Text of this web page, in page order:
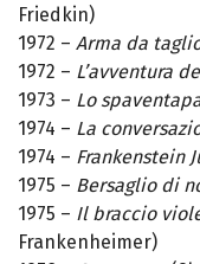
Friedkin)
1972 – Arma da
1972 – L’avventura
1973 – Lo
1974 – La
1974 – Frankenstein
1975 – Bersaglio di
1975 – Il braccio
Frankenheimer)